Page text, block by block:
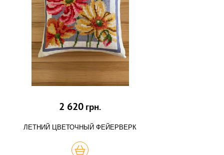
2 620 грн.
ЛЕТНИЙ ЦВЕТОЧНЫЙ ФЕЙЕРВЕРК
КУПИТЬ